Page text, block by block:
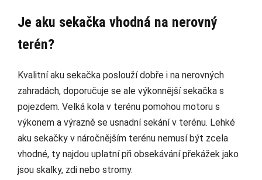
Je aku sekačka vhodná na nerovný
terén?
Kvalitní aku sekačka poslouží dobře i na nerovných
zahradách, doporučuje se ale výkonnější sekačka s
pojezdem. Velká kola v terénu pomohou motoru s
výkonem a výrazně se usnadní sekání v terénu. Lehké
aku sekačky v náročnějším terénu nemusí být zcela
vhodné, ty najdou uplatní při obsekávání překážek jako
jsou skalky, zdi nebo stromy.